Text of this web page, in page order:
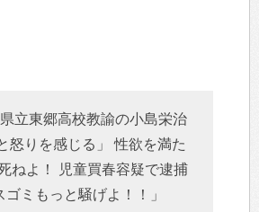
立東郷高校教諭の小島栄治
怒りを感じる」 性欲を満た
ねよ！ 児童買春容疑で逮捕
ミもっと騒げよ！！」